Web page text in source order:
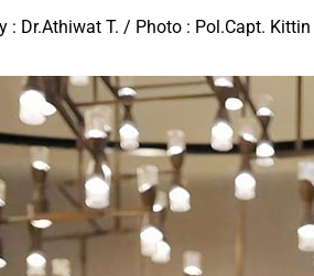
: Dr.Athiwat T. / Photo : Pol.Capt. Kittin